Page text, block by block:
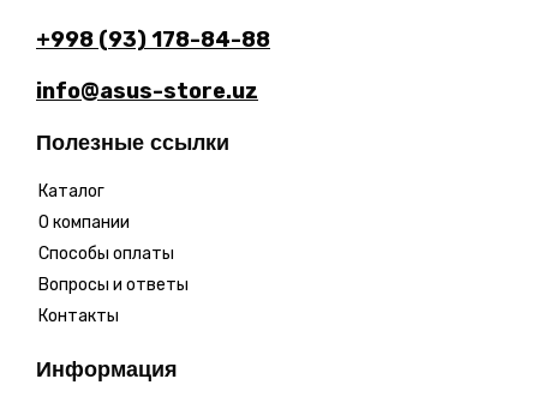
+998 (93) 178-84-88
info@asus-store.uz
Полезные ссылки
Каталог
О компании
Способы оплаты
Вопросы и ответы
Контакты
Информация